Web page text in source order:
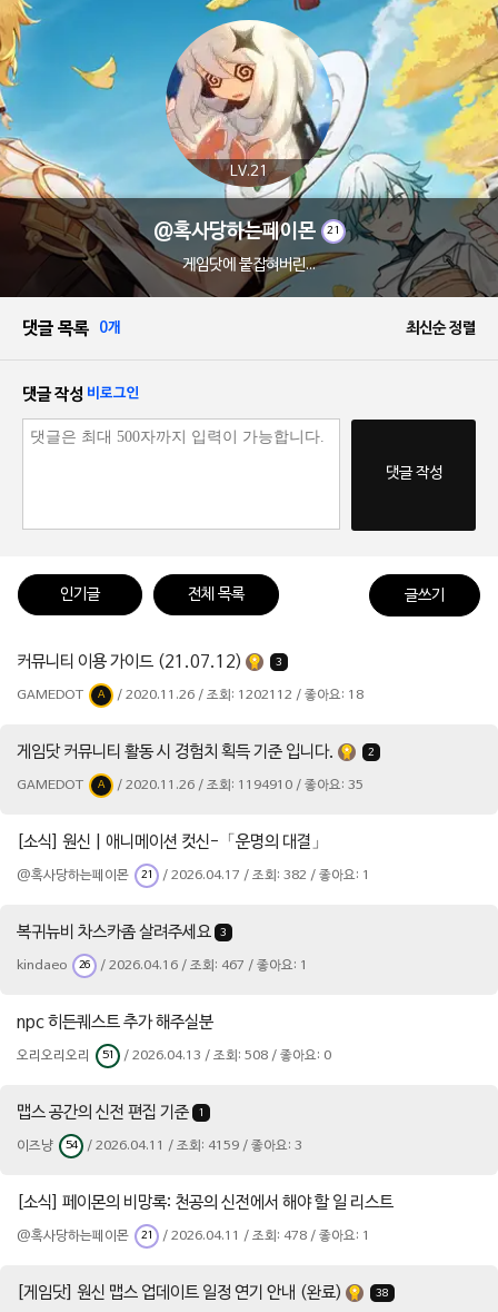
LV.21
@혹사당하는페이몬 21
게임닷에 붙잡혀버린...
댓글 목록 0개 최신순 정렬
댓글 작성 비로그인
댓글 작성
인기글 전체 목록 글쓰기
커뮤니티 이용 가이드 (21.07.12) 3
GAMEDOT A / 2020.11.26 / 조회: 1202112 / 좋아요: 18
게임닷 커뮤니티 활동 시 경험치 획득 기준 입니다. 2
GAMEDOT A / 2020.11.26 / 조회: 1194910 / 좋아요: 35
[소식] 원신 | 애니메이션 컷신-「운명의 대결」
@혹사당하는페이몬 21 / 2026.04.17 / 조회: 382 / 좋아요: 1
복귀뉴비 차스카좀 살려주세요 3
kindaeo 26 / 2026.04.16 / 조회: 467 / 좋아요: 1
npc 히든퀘스트 추가 해주실분
오리오리오리 51 / 2026.04.13 / 조회: 508 / 좋아요: 0
맵스 공간의 신전 편집 기준 1
이즈냥 54 / 2026.04.11 / 조회: 4159 / 좋아요: 3
[소식] 페이몬의 비망록: 천공의 신전에서 해야 할 일 리스트
@혹사당하는페이몬 21 / 2026.04.11 / 조회: 478 / 좋아요: 1
[게임닷] 원신 맵스 업데이트 일정 연기 안내 (완료) 38